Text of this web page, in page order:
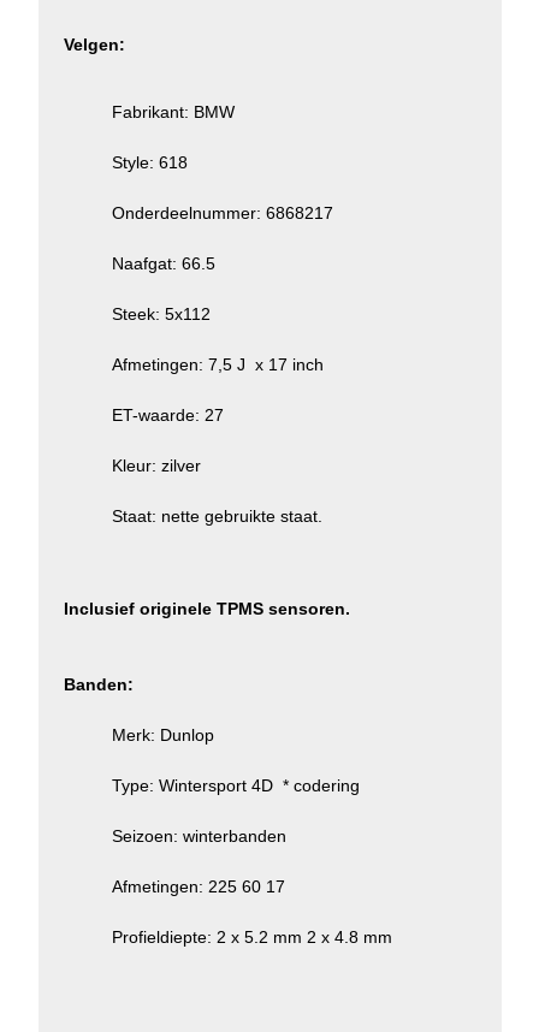
Velgen:
Fabrikant: BMW
Style: 618
Onderdeelnummer: 6868217
Naafgat: 66.5
Steek: 5x112
Afmetingen: 7,5 J x 17 inch
ET-waarde: 27
Kleur: zilver
Staat: nette gebruikte staat.
Inclusief originele TPMS sensoren.
Banden:
Merk: Dunlop
Type: Wintersport 4D * codering
Seizoen: winterbanden
Afmetingen: 225 60 17
Profieldiepte: 2 x 5.2 mm 2 x 4.8 mm